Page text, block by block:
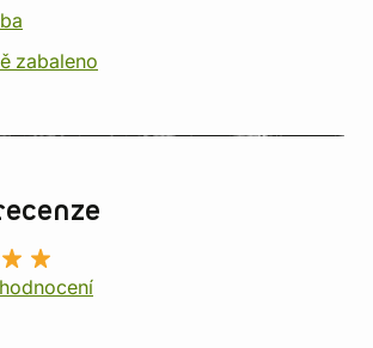
zabaleno